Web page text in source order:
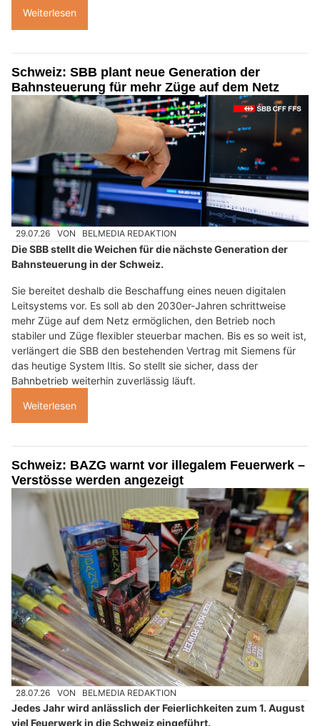
Weiterlesen
Schweiz: SBB plant neue Generation der
Bahnsteuerung für mehr Züge auf dem Netz
29.07.26 VON BELMEDIA REDAKTION
Die SBB stellt die Weichen für die nächste Generation der
Bahnsteuerung in der Schweiz.
Sie bereitet deshalb die Beschaffung eines neuen digitalen
Leitsystems vor. Es soll ab den 2030er-Jahren schrittweise
mehr Züge auf dem Netz ermöglichen, den Betrieb noch
stabiler und Züge flexibler steuerbar machen. Bis es so weit ist,
verlängert die SBB den bestehenden Vertrag mit Siemens für
das heutige System Iltis. So stellt sie sicher, dass der
Bahnbetrieb weiterhin zuverlässig läuft.
Weiterlesen
Schweiz: BAZG warnt vor illegalem Feuerwerk –
Verstösse werden angezeigt
28.07.26 VON BELMEDIA REDAKTION
Jedes Jahr wird anlässlich der Feierlichkeiten zum 1. August
viel Feuerwerk in die Schweiz eingeführt.